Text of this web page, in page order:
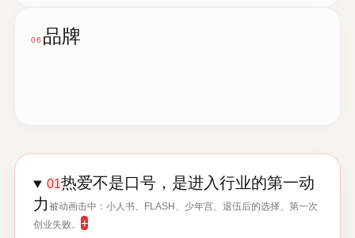
06 品牌
01热爱不是口号，是进入行业的第一动
力 被动画击中：小人书、FLASH、少年宫、退伍后的选择、第一次
创业失败。 +